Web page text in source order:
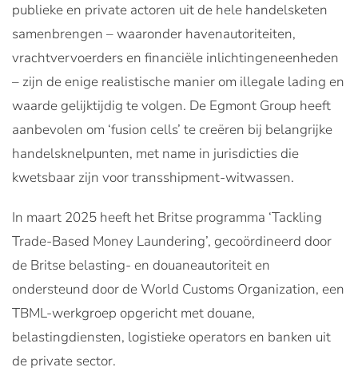
publieke en private actoren uit de hele handelsketen
samenbrengen – waaronder havenautoriteiten,
vrachtvervoerders en financiële inlichtingeneenheden
– zijn de enige realistische manier om illegale lading en
waarde gelijktijdig te volgen. De Egmont Group heeft
aanbevolen om ‘fusion cells’ te creëren bij belangrijke
handelsknelpunten, met name in jurisdicties die
kwetsbaar zijn voor transshipment-witwassen.
In maart 2025 heeft het Britse programma ‘Tackling
Trade-Based Money Laundering’, gecoördineerd door
de Britse belasting- en douaneautoriteit en
ondersteund door de World Customs Organization, een
TBML-werkgroep opgericht met douane,
belastingdiensten, logistieke operators en banken uit
de private sector.